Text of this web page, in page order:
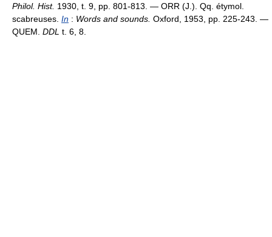
Philol. Hist. 1930, t. 9, pp. 801-813. — ORR (J.). Qq. étymol.
scabreuses. In : Words and sounds. Oxford, 1953, pp. 225-243. —
QUEM. DDL t. 6, 8.